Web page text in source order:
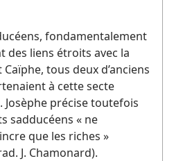
fondamentalement
des liens étroits avec la
tous deux d’anciens
à cette secte
Josèphe précise toutefois
sadducéens « ne
que les riches »
J. Chamonard).